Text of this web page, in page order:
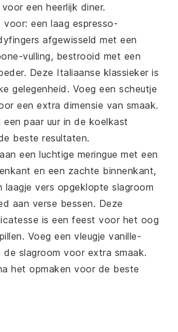
voor een heerlijk diner.
voor: een laag espresso-
afgewisseld met een
-vulling, bestrooid met een
. Deze Italiaanse klassieker is
gelegenheid. Voeg een scheutje
een extra dimensie van smaak.
paar uur in de koelkast
beste resultaten.
een luchtige meringue met een
en een zachte binnenkant,
laagje vers opgeklopteslagroom
aan verse bessen. Deze
is een feest voor het oog
Voeg een vleugjevanille-
slagroom voor extra smaak.
het opmaken voor de beste